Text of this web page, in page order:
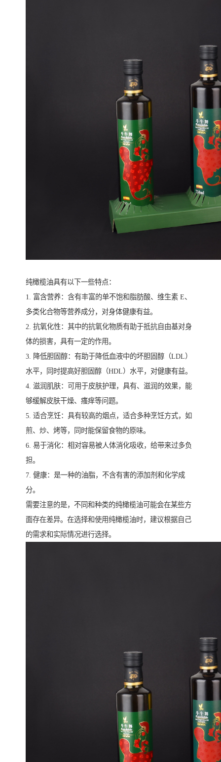
纯橄榄油具有以下一些特点：
1. 富含营养：含有丰富的单不饱和脂肪酸、维生素 E、
多类化合物等营养成分，对身体健康有益。
2. 抗氧化性：其中的抗氧化物质有助于抵抗自由基对身
体的损害，具有一定的作用。
3. 降低胆固醇：有助于降低血液中的坏胆固醇（LDL）
水平，同时提高好胆固醇（HDL）水平，对健康有益。
4. 滋润肌肤：可用于皮肤护理，具有、滋润的效果，能
够缓解皮肤干燥、瘙痒等问题。
5. 适合烹饪：具有较高的烟点，适合多种烹饪方式，如
煎、炒、烤等，同时能保留食物的原味。
6. 易于消化：相对容易被人体消化吸收，给带来过多负
担。
7. 健康：是一种的油脂，不含有害的添加剂和化学成
分。
需要注意的是，不同和种类的纯橄榄油可能会在某些方
面存在差异。在选择和使用纯橄榄油时，建议根据自己
的需求和实际情况进行选择。